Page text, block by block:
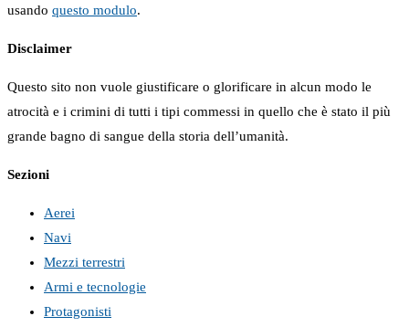
usando questo modulo.
Disclaimer
Questo sito non vuole giustificare o glorificare in alcun modo le
atrocità e i crimini di tutti i tipi commessi in quello che è stato il più
grande bagno di sangue della storia dell’umanità.
Sezioni
Aerei
Navi
Mezzi terrestri
Armi e tecnologie
Protagonisti